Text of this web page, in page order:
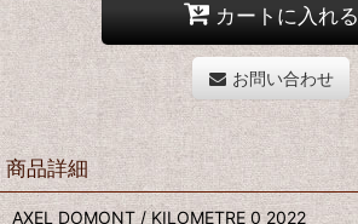
カートに入れる
お問い合わせ
商品詳細
AXEL DOMONT / KILOMETRE 0 2022